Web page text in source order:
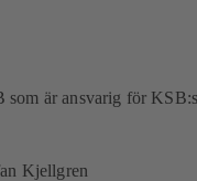
som är ansvarig för
Kjellgren